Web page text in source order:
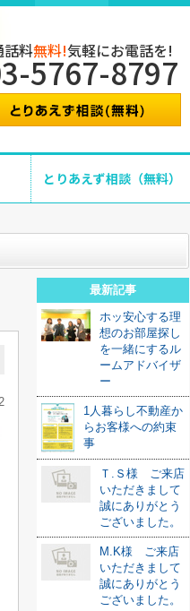
話料無料!気軽にお電話を!
5767-8797
とりあえず相談（無料）
最新記事
ホッ安心する理
想のお部屋探し
を一緒にするル
ームアドバイザ
ー
1人暮らし不動産か
らお客様への約束
事
Ｔ.Ｓ様 ご来店
いただきまして
誠にありがとう
ございました。
M.K様 ご来店
いただきまして
誠にありがとう
ございました。